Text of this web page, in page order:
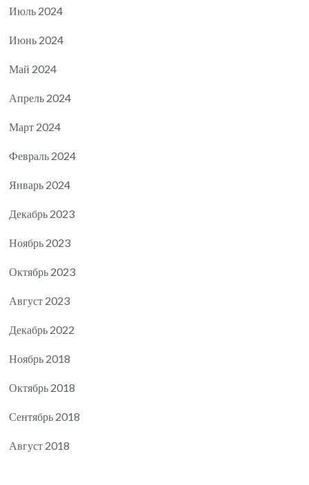
Июль 2024
Июнь 2024
Май 2024
Апрель 2024
Март 2024
Февраль 2024
Январь 2024
Декабрь 2023
Ноябрь 2023
Октябрь 2023
Август 2023
Декабрь 2022
Ноябрь 2018
Октябрь 2018
Сентябрь 2018
Август 2018